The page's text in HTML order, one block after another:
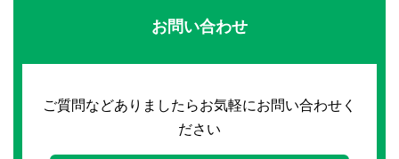
お問い合わせ
ご質問などありましたらお気軽にお問い合わせく
ださい